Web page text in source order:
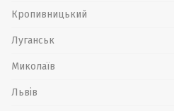
Кропивницький
Луганськ
Миколаїв
Львів